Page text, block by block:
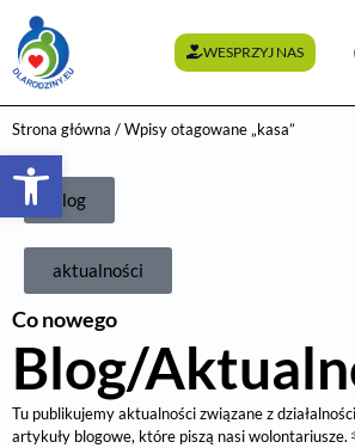
WESPRZYJ NAS
Strona główna / Wpisy otagowane „kasa”
blog
aktualności
Co nowego
Blog/
Tu publikujemy aktualności związane z
artykuły blogowe, które piszą nasi wolontariusze.
Otwórz pasek